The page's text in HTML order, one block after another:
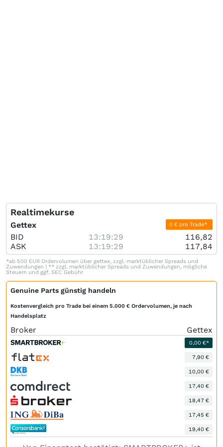
Realtimekurse
Gettex 0 € pro Trade*
BID 13:19:29
116,82
ASK
13:19:29 117,84
*ab 500 EUR Ordervolumen über gettex, zzgl. marktüblicher Spreads und
Zuwendungen | ** zzgl. marktüblicher Spreads und Zuwendungen, mögliche
Steuern und ggf. SEC Gebühr
Genuine Parts günstig handeln
Kostenvergleich pro Trade bei einem 5.000 € Ordervolumen, je nach
Handelsplatz
Broker Gettex
0,00 €*
7,90 €
10,00 €
17,40 €
18,47 €
17,45 €
19,40 €